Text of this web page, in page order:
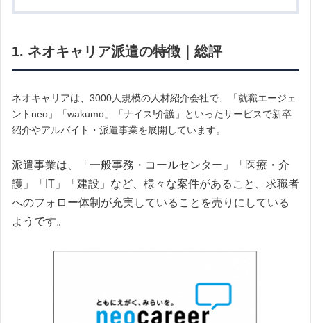
1. ネオキャリア派遣の特徴｜総評
ネオキャリアは、3000人規模の人材紹介会社で、「就職エージェ
ントneo」「wakumo」「ナイス!介護」といったサービスで新卒
紹介やアルバイト・派遣事業を展開しています。
派遣事業は、「一般事務・コールセンター」「医療・介
護」「IT」「建設」など、様々な案件があること、求職者
へのフォロー体制が充実していることを売りにしている
ようです。